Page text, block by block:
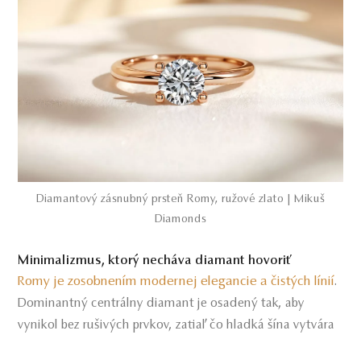
Diamantový zásnubný prsteň Romy, ružové zlato | Mikuš
Diamonds
Minimalizmus, ktorý necháva diamant hovoriť
Romy je zosobnením modernej elegancie a čistých línií.
Dominantný centrálny diamant je osadený tak, aby
vynikol bez rušivých prvkov, zatiaľ čo hladká šína vytvára